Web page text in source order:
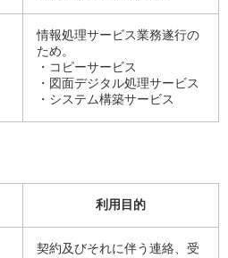
情報処理サービス業務遂行の
ため。
・コピーサービス
・図面デジタル処理サービス
・システム構築サービス
利用目的
契約及びそれに伴う連絡、受